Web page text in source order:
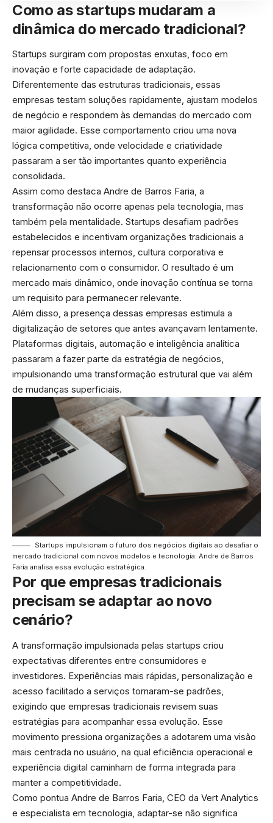
Como as startups mudaram a
dinâmica do mercado tradicional?
Startups surgiram com propostas enxutas, foco em
inovação e forte capacidade de adaptação.
Diferentemente das estruturas tradicionais, essas
empresas testam soluções rapidamente, ajustam modelos
de negócio e respondem às demandas do mercado com
maior agilidade. Esse comportamento criou uma nova
lógica competitiva, onde velocidade e criatividade
passaram a ser tão importantes quanto experiência
consolidada.
Assim como destaca Andre de Barros Faria, a
transformação não ocorre apenas pela tecnologia, mas
também pela mentalidade. Startups desafiam padrões
estabelecidos e incentivam organizações tradicionais a
repensar processos internos, cultura corporativa e
relacionamento com o consumidor. O resultado é um
mercado mais dinâmico, onde inovação contínua se torna
um requisito para permanecer relevante.
Além disso, a presença dessas empresas estimula a
digitalização de setores que antes avançavam lentamente.
Plataformas digitais, automação e inteligência analítica
passaram a fazer parte da estratégia de negócios,
impulsionando uma transformação estrutural que vai além
de mudanças superficiais.
Startups impulsionam o futuro dos negócios digitais ao desafiar o
mercado tradicional com novos modelos e tecnologia. Andre de Barros
Faria analisa essa evolução estratégica.
Por que empresas tradicionais
precisam se adaptar ao novo
cenário?
A transformação impulsionada pelas startups criou
expectativas diferentes entre consumidores e
investidores. Experiências mais rápidas, personalização e
acesso facilitado a serviços tornaram-se padrões,
exigindo que empresas tradicionais revisem suas
estratégias para acompanhar essa evolução. Esse
movimento pressiona organizações a adotarem uma visão
mais centrada no usuário, na qual eficiência operacional e
experiência digital caminham de forma integrada para
manter a competitividade.
Como pontua Andre de Barros Faria, CEO da Vert Analytics
e especialista em tecnologia, adaptar-se não significa